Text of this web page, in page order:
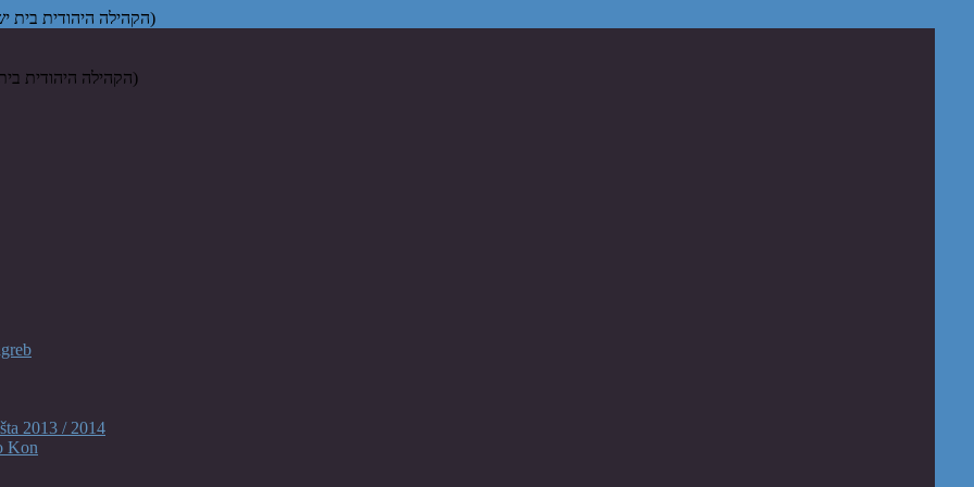
Židovska vjerska zajednica "Bet Israel" u Zagrebu (הקהילה היהודית בית ישראל בקרואטיה)
2013 / 2014
Kon